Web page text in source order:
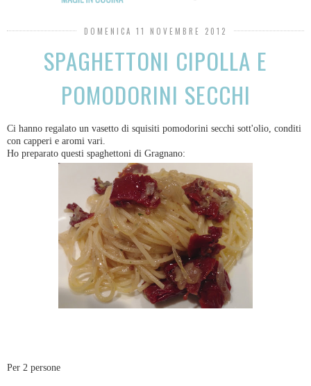
DOMENICA 11 NOVEMBRE 2012
SPAGHETTONI CIPOLLA E
POMODORINI SECCHI
Ci hanno regalato un vasetto di squisiti pomodorini secchi sott'olio, conditi
con capperi e aromi vari.
Ho preparato questi spaghettoni di Gragnano:
Per 2 persone